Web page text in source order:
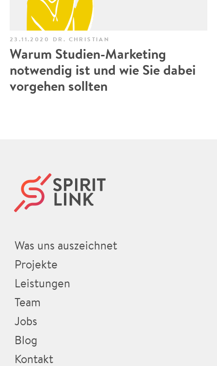
23.11.2020 DR. CHRISTIAN
Warum Studien-Marketing
notwendig ist und wie Sie dabei
vorgehen sollten
Was uns auszeichnet
Projekte
Leistungen
Team
Jobs
Blog
Kontakt